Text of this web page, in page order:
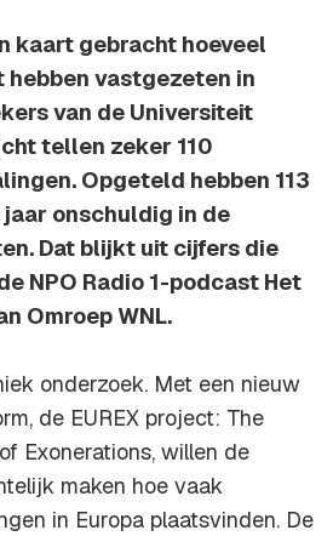
kaart gebracht hoeveel
hebben vastgezeten in
van de Universiteit
tellen zeker 110
Opgeteld hebben 113
onschuldig in de
Dat blijkt uit cijfers die
NPO Radio 1-podcast Het
Omroep WNL.
onderzoek. Met een nieuw
de EUREX project: The
Exonerations, willen de
maken hoe vaak
in Europa plaatsvinden. De